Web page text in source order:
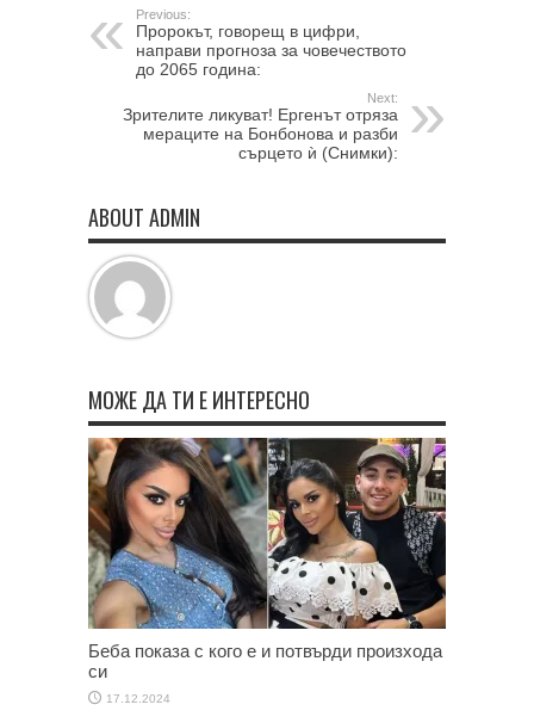
Previous:
Пророкът, говорещ в цифри,
направи прогноза за човечеството
до 2065 година:
Next:
Зрителите ликуват! Ергенът отряза
мераците на Бонбонова и разби
сърцето ѝ (Снимки):
ABOUT ADMIN
МОЖЕ ДА ТИ Е ИНТЕРЕСНО
Беба показа с кого е и потвърди произхода
си
17.12.2024